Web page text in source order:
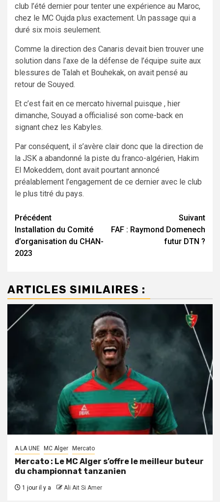
club l’été dernier pour tenter une expérience au Maroc,
chez le MC Oujda plus exactement. Un passage qui a
duré six mois seulement.
Comme la direction des Canaris devait bien trouver une
solution dans l’axe de la défense de l’équipe suite aux
blessures de Talah et Bouhekak, on avait pensé au
retour de Souyed.
Et c’est fait en ce mercato hivernal puisque , hier
dimanche, Souyad a officialisé son come-back en
signant chez les Kabyles.
Par conséquent, il s’avère clair donc que la direction de
la JSK a abandonné la piste du franco-algérien, Hakim
El Mokeddem, dont avait pourtant annoncé
préalablement l’engagement de ce dernier avec le club
le plus titré du pays.
Navigation
d’article
Précédent
Installation du Comité
d’organisation du CHAN-
2023
Suivant
FAF : Raymond Domenech
futur DTN ?
ARTICLES SIMILAIRES :
A LA UNE MC Alger Mercato
Mercato : Le MC Alger s’offre le meilleur buteur
du championnat tanzanien
1 jour il y a Ali Ait Si Amer